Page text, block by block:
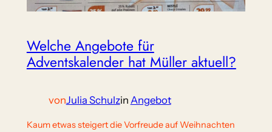
Welche Angebote für
Adventskalender hat Müller aktuell?
vonJulia Schulzin Angebot
Kaum etwas steigert die Vorfreude auf Weihnachten